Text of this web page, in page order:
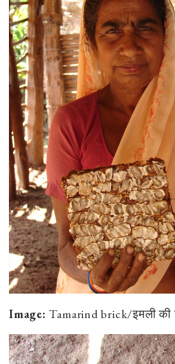
Image:Tamarind brick/इमली की